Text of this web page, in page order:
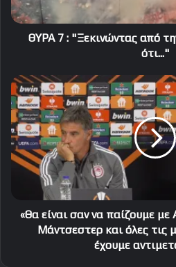
δηλώνουμε
ότι..."
ΘΥΡΑ 7 : "Ξεκινώντας από
ότι..."
«Θα
είναι
σαν
να
παίζουμε
με
Ατλέτικο,
Γιουβέντους,
Μάντσεστερ
και«Θα είναι σαν να παίζουμε με
Μάντσεστερ και όλες τις
έχουμε